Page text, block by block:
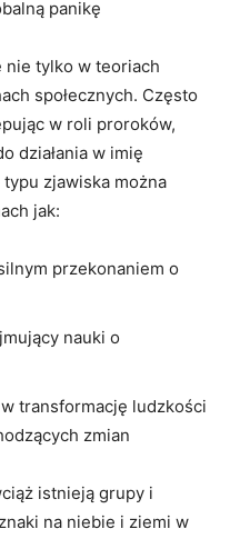
panikę
nie ‍tylko w teoriach
społecznych. Często
w roli proroków,
‌działania w imię
zjawiska ​można
jak:
​przekonaniem o
nauki‌ o
transformację ludzkości
zmian
istnieją grupy i
na niebie i ziemi w